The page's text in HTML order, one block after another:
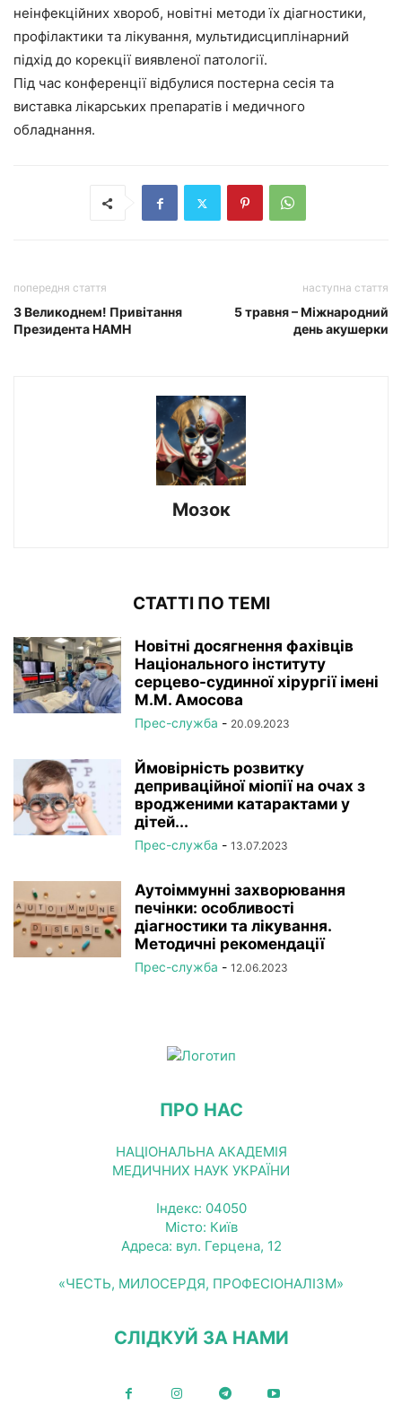
неінфекційних хвороб, новітні методи їх діагностики,
профілактики та лікування, мультидисциплінарний
підхід до корекції виявленої патології.
Під час конференції відбулися поcтерна сесія та
виставка лікарських препаратів і медичного
обладнання.
попередня стаття
З Великоднем! Привітання
Президента НАМН
наступна стаття
5 травня – Міжнародний
день акушерки
Мозок
СТАТТІ ПО ТЕМІ
Новітні досягнення фахівців
Національного інституту
серцево-судинної хірургії імeні
М.М. Амосова
Прес-служба - 20.09.2023
Ймовірність розвитку
деприваційної міопії на очах з
вродженими катарактами у
дітей...
Прес-служба - 13.07.2023
Аутоіммунні захворювання
печінки: особливості
діагностики та лікування.
Методичні рекомендації
Прес-служба - 12.06.2023
ПРО НАС
НАЦІОНАЛЬНА АКАДЕМІЯ
МЕДИЧНИХ НАУК УКРАЇНИ
Індекс: 04050
Місто: Київ
Адреса: вул. Герцена, 12
«ЧЕСТЬ, МИЛОСЕРДЯ, ПРОФЕСІОНАЛІЗМ»
СЛІДКУЙ ЗА НАМИ